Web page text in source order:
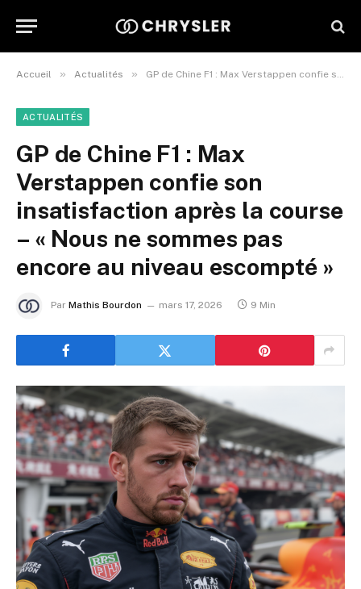
Accueil » Actualités » GP de Chine F1 : Max Verstappen confie son insatisfaction après la course – « Nous ne sommes pas encore au niveau escompté »
ACTUALITÉS
GP de Chine F1 : Max
Verstappen confie son
insatisfaction après la course
– « Nous ne sommes pas
encore au niveau escompté »
Par Mathis Bourdon mars 17, 2026 9 Min